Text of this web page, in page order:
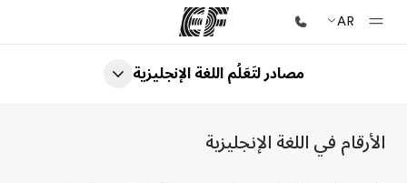
AR
الصفحة الرئيسية
برامج
مصادر لتَعَلُم اللغة الإنجليزية
الأرقام في اللغة الإنجليزية